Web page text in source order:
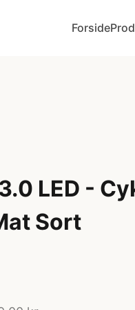
Forside
LED -
Sort